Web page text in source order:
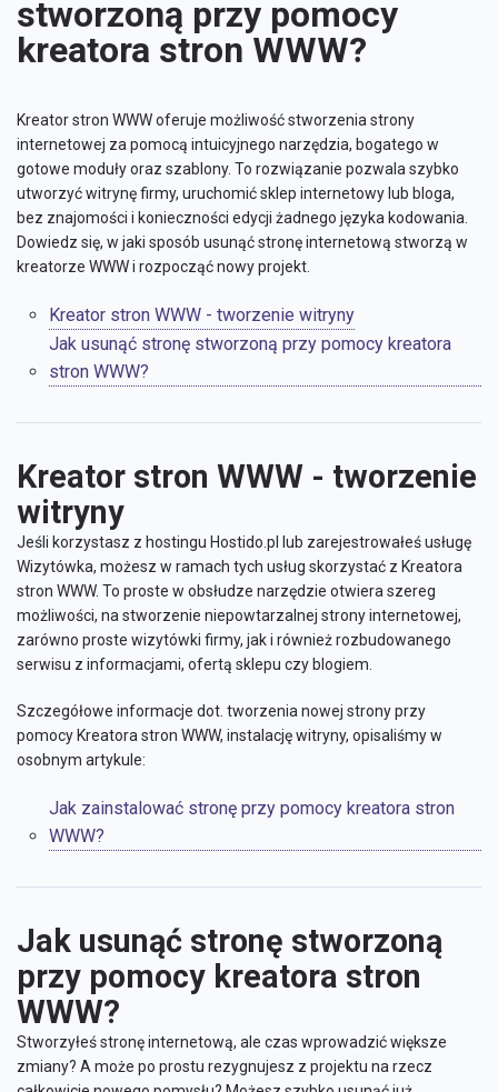
stworzoną przy pomocy
kreatora stron WWW?
Kreator stron WWW oferuje możliwość stworzenia strony
internetowej za pomocą intuicyjnego narzędzia, bogatego w
gotowe moduły oraz szablony. To rozwiązanie pozwala szybko
utworzyć witrynę firmy, uruchomić sklep internetowy lub bloga,
bez znajomości i konieczności edycji żadnego języka kodowania.
Dowiedz się, w jaki sposób usunąć stronę internetową stworzą w
kreatorze WWW i rozpocząć nowy projekt.
Kreator stron WWW - tworzenie witryny
Jak usunąć stronę stworzoną przy pomocy kreatora
stron WWW?
Kreator stron WWW - tworzenie
witryny
Jeśli korzystasz z hostingu Hostido.pl lub zarejestrowałeś usługę
Wizytówka, możesz w ramach tych usług skorzystać z Kreatora
stron WWW. To proste w obsłudze narzędzie otwiera szereg
możliwości, na stworzenie niepowtarzalnej strony internetowej,
zarówno proste wizytówki firmy, jak i również rozbudowanego
serwisu z informacjami, ofertą sklepu czy blogiem.
Szczegółowe informacje dot. tworzenia nowej strony przy
pomocy Kreatora stron WWW, instalację witryny, opisaliśmy w
osobnym artykule:
Jak zainstalować stronę przy pomocy kreatora stron
WWW?
Jak usunąć stronę stworzoną
przy pomocy kreatora stron
WWW?
Stworzyłeś stronę internetową, ale czas wprowadzić większe
zmiany? A może po prostu rezygnujesz z projektu na rzecz